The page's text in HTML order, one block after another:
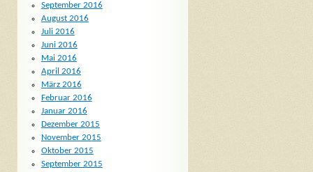
September 2016
August 2016
Juli 2016
Juni 2016
Mai 2016
April 2016
März 2016
Februar 2016
Januar 2016
Dezember 2015
November 2015
Oktober 2015
September 2015